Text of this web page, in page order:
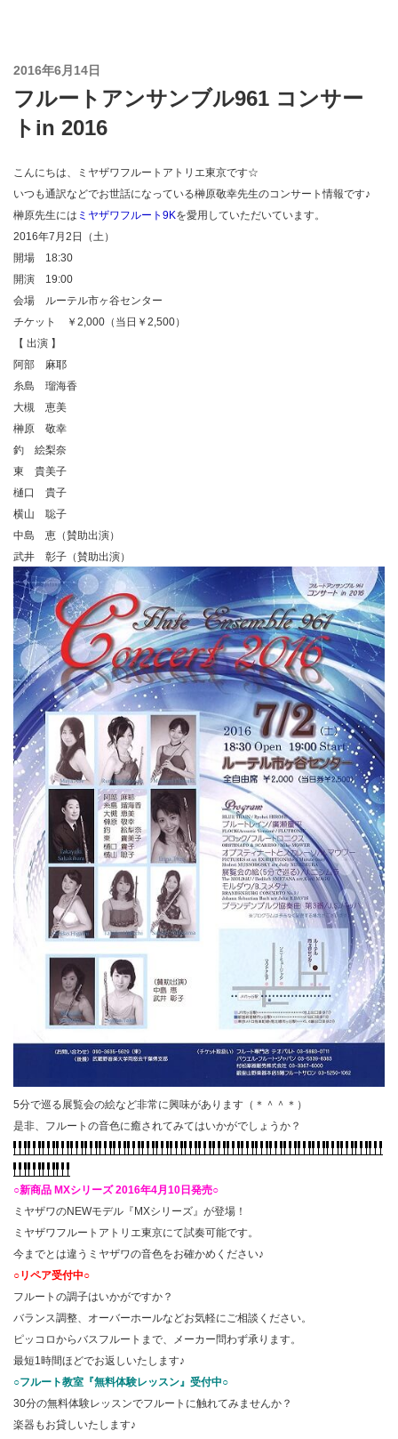
投
稿
日:
2016年6月14日
フルートアンサンブル961 コンサー
トin 2016
こんにちは、ミヤザワフルートアトリエ東京です☆
いつも通訳などでお世話になっている榊原敬幸先生のコンサート情報です♪
榊原先生には ミヤザワフルート9Kを愛用していただいています。
2016年7月2日（土）
開場 18:30
開演 19:00
会場 ルーテル市ヶ谷センター
チケット ￥2,000（当日￥2,500）
【 出演 】
阿部 麻耶
糸島 瑠海香
大槻 恵美
榊原 敬幸
釣 絵梨奈
東 貴美子
樋口 貴子
横山 聡子
中島 恵（賛助出演）
武井 彰子（賛助出演）
5分で巡る展覧会の絵など非常に興味があります（＊＾＾＊）
是非、フルートの音色に癒されてみてはいかがでしょうか？
○新商品 MXシリーズ 2016年4月10日発売○
ミヤザワのNEWモデル『MXシリーズ』が登場！
ミヤザワフルートアトリエ東京にて試奏可能です。
今までとは違うミヤザワの音色をお確かめください♪
○リペア受付中○
フルートの調子はいかがですか？
バランス調整、オーバーホールなどお気軽にご相談ください。
ピッコロからバスフルートまで、メーカー問わず承ります。
最短1時間ほどでお返しいたします♪
○フルート教室『無料体験レッスン』受付中○
30分の無料体験レッスンでフルートに触れてみませんか？
楽器もお貸しいたします♪